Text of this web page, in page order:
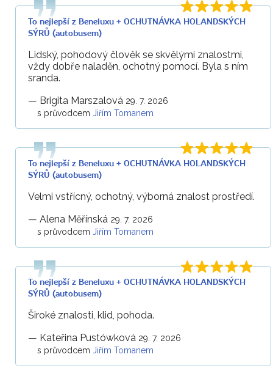
To nejlepší z Beneluxu + OCHUTNÁVKA HOLANDSKÝCH
SÝRŮ (autobusem)
Lidský, pohodový člověk se skvělými znalostmi,
vždy dobře naladěn, ochotný pomocí. Byla s ním
sranda.
— Brigita Marszalová 29. 7. 2026
s průvodcem Jiřím Tomanem
To nejlepší z Beneluxu + OCHUTNÁVKA HOLANDSKÝCH
SÝRŮ (autobusem)
Velmi vstřícný, ochotný, výborná znalost prostředí.
— Alena Měřínská 29. 7. 2026
s průvodcem Jiřím Tomanem
To nejlepší z Beneluxu + OCHUTNÁVKA HOLANDSKÝCH
SÝRŮ (autobusem)
Široké znalosti, klid, pohoda.
— Kateřina Pustówková 29. 7. 2026
s průvodcem Jiřím Tomanem